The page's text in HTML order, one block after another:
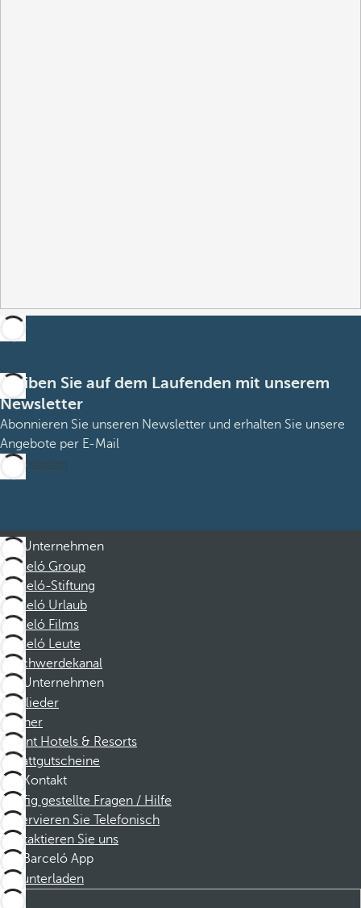
Bleiben Sie auf dem Laufenden mit unserem
Newsletter
Abonnieren Sie unseren Newsletter und erhalten Sie unsere
Angebote per E-Mail
Abonnieren
Unternehmen
Barceló Group
Barceló-Stiftung
Barceló Urlaub
Barceló Films
Barceló Leute
Beschwerdekanal
Unternehmen
Mitglieder
Partner
Dorint Hotels & Resorts
Rabattgutscheine
Kontakt
Häufig gestellte Fragen / Hilfe
Reservieren Sie Telefonisch
Kontaktieren Sie uns
Barceló App
Herunterladen